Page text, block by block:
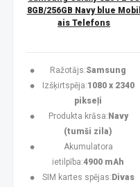
8GB/256GB Navy blue Mobil
ais Telefons
Ražotājs:Samsung
Izšķirtspēja:1080 x 2340
pikseļi
Produkta krāsa: Navy
(tumši zila)
Akumulatora
ietilpība:4900 mAh
SIM kartes spējas: Divas